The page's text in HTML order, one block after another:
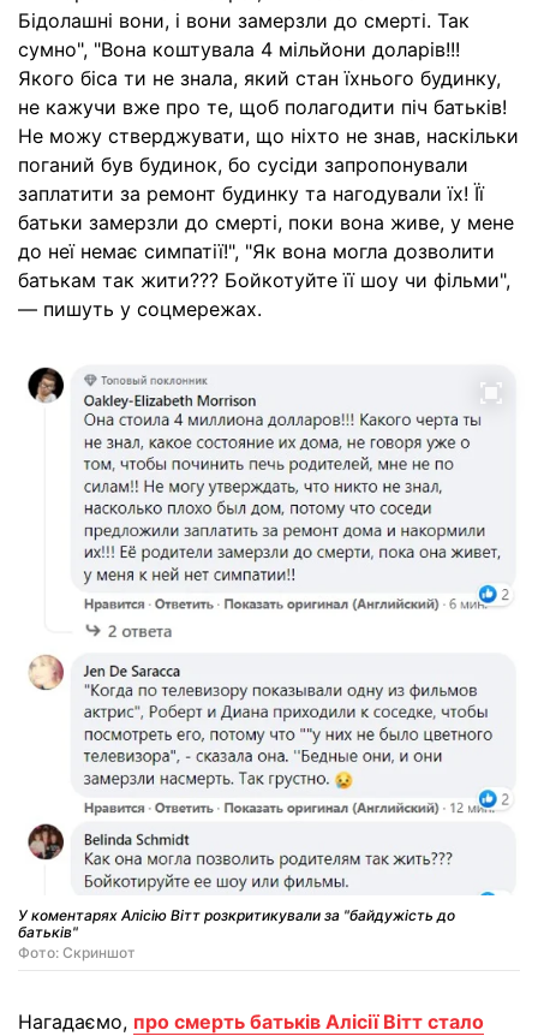
Бідолашні вони, і вони замерзли до смерті. Так
сумно", "Вона коштувала 4 мільйони доларів!!!
Якого біса ти не знала, який стан їхнього будинку,
не кажучи вже про те, щоб полагодити піч батьків!
Не можу стверджувати, що ніхто не знав, наскільки
поганий був будинок, бо сусіди запропонували
заплатити за ремонт будинку та нагодували їх! Її
батьки замерзли до смерті, поки вона живе, у мене
до неї немає симпатії!", "Як вона могла дозволити
батькам так жити??? Бойкотуйте її шоу чи фільми",
— пишуть у соцмережах.
У коментарях Алісію Вітт розкритикували за "байдужість до
батьків"
Фото: Скриншот
Нагадаємо, про смерть батьків Алісії Вітт стало